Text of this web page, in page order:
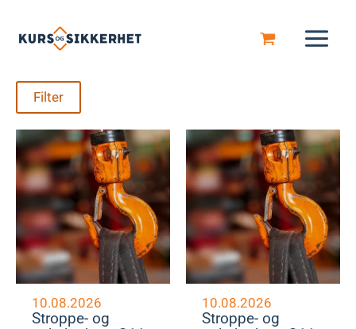
Filter
10.08.2026
Stroppe- og
10.08.2026
Stroppe- og